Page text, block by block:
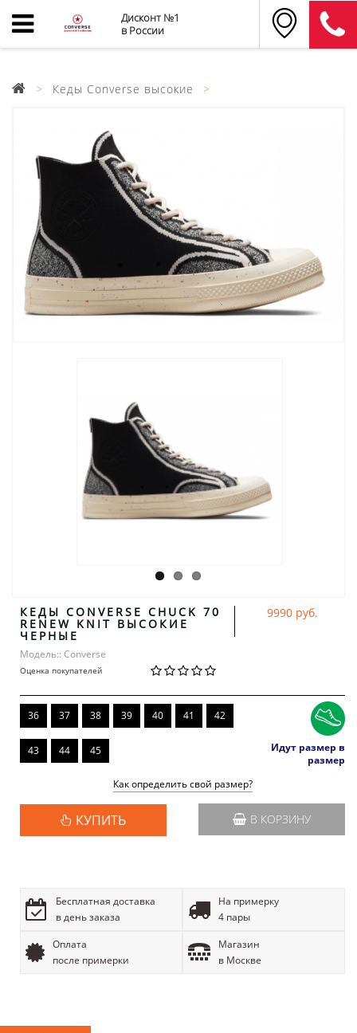
Дисконт №1
в России
Кеды Converse высокие
КЕДЫ CONVERSE CHUCK 70
RENEW KNIT ВЫСОКИЕ
ЧЕРНЫЕ
Модель:: Converse
Оценка покупателей
9990 руб.
36 37 38 39 40 41 42
43 44 45
Идут размер в
размер
Как определить свой размер?
КУПИТЬ В КОРЗИНУ
Бесплатная доставка
в день заказа
На примерку
4 пары
Оплата
после примерки
Магазин
в Москве